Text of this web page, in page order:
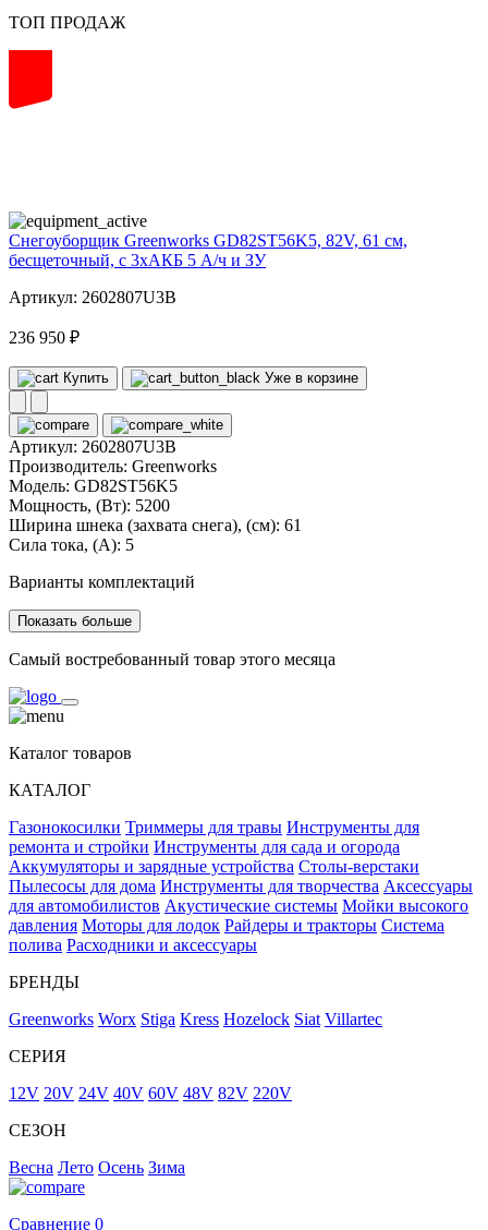
ТОП ПРОДАЖ
Снегоуборщик Greenworks GD82ST56K5, 82V, 61 см,
бесщеточный, с 3xАКБ 5 А/ч и ЗУ
Артикул: 2602807U3B
236 950 ₽
Купить Уже в корзине
Артикул: 2602807U3B
Производитель: Greenworks
Модель: GD82ST56K5
Мощность, (Вт): 5200
Ширина шнека (захвата снега), (см): 61
Сила тока, (А): 5
Варианты комплектаций
Показать больше
Самый востребованный товар этого месяца
Каталог товаров
КАТАЛОГ
Газонокосилки Триммеры для травы Инструменты для
ремонта и стройки Инструменты для сада и огорода
Аккумуляторы и зарядные устройства Столы-верстаки
Пылесосы для дома Инструменты для творчества Аксессуары
для автомобилистов Акустические системы Мойки высокого
давления Моторы для лодок Райдеры и тракторы Система
полива Расходники и аксессуары
БРЕНДЫ
Greenworks Worx Stiga Kress Hozelock Siat Villartec
СЕРИЯ
12V 20V 24V 40V 60V 48V 82V 220V
СЕЗОН
Весна Лето Осень Зима
Сравнение 0